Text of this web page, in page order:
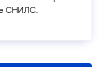
СНИЛС.